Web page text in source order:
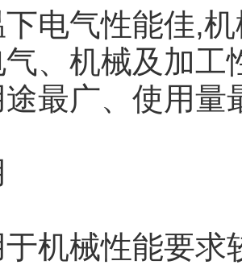
气性能佳,机
、机械及加工
最广、使用量
械性能要求